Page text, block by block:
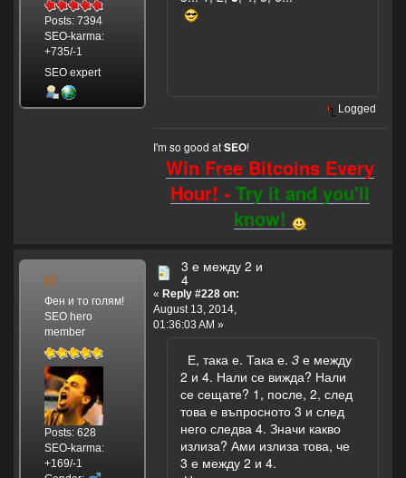
Posts: 7394
SEO-karma:
+735/-1
SEO expert
Logged
I'm so good atSEO!
Win Free Bitcoins Every
Hour! -Try it and you'll
know!
И.
Фен и то голям!
SEO hero
member
Posts: 628
SEO-karma:
+169/-1
3 е между 2 и
4
« Reply #228 on:
August 13, 2014,
01:36:03 AM »
Е, така е. Така е. 3 е между
2 и 4. Нали се вижда? Нали
се сещате? 1, после, 2, след
това е въпросното 3 и след
него следва 4. Значи какво
излиза? Ами излиза това, че
3 е между 2 и 4.